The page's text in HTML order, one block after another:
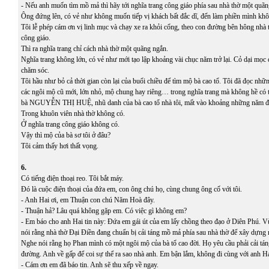
- Nếu anh muốn tìm mồ mả thì hãy tới nghĩa trang công giáo phía sau nhà thờ một
Ông đứng lên, có vẻ như không muốn tiếp vị khách bất đắc dĩ, đến làm phiền mình
Tôi lễ phép cám ơn vị linh mục và chạy xe ra khỏi cổng, theo con đường bên hông nhà
công giáo.
Thì ra nghĩa trang chỉ cách nhà thờ một quãng ngắn.
Nghĩa trang không lớn, có vẻ như mới tạo lập khoảng vài chục năm trở lại. Cỏ dại mọc
chăm sóc.
Tôi hầu như bỏ cả thời gian còn lại của buổi chiều để tìm mộ bà cao tổ. Tôi đã đọc
các ngôi mộ cũ mới, lớn nhỏ, mộ chung hay riêng… trong nghĩa trang mà không hề có
bà NGUYỄN THỊ HUỆ, nhũ danh của bà cao tổ nhà tôi, mất vào khoảng những năm
Trong khuôn viên nhà thờ không có.
Ở nghĩa trang công giáo không có.
Vậy thì mộ của bà sơ tôi ở đâu?
Tôi cảm thấy hơi thất vọng.
6.
Có tiếng điện thoại reo. Tôi bắt máy.
Đó là cuộc điện thoại của đứa em, con ông chú họ, cùng chung ông cố với tôi.
- Anh Hai ơi, em Thuận con chú Năm Hoà đây.
- Thuận hả? Lâu quá không gặp em. Có việc gì không em?
- Em báo cho anh Hai tin này: Đứa em gái út của em lấy chồng theo đạo ở Diên Phú.
nói rằng nhà thờ Đại Điền đang chuẩn bị cải táng mồ mả phía sau nhà thờ để xây
Nghe nói rằng họ Phan mình có một ngôi mộ của bà tổ cao đời. Họ yêu cầu phải cải
đường. Anh về gấp để coi sự thể ra sao nhà anh. Em bận lắm, không đi cùng với anh
- Cám ơn em đã báo tin. Anh sẽ thu xếp về ngay.